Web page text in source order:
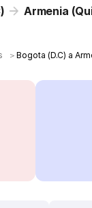
Armenia
＞Bogota (D.C) a